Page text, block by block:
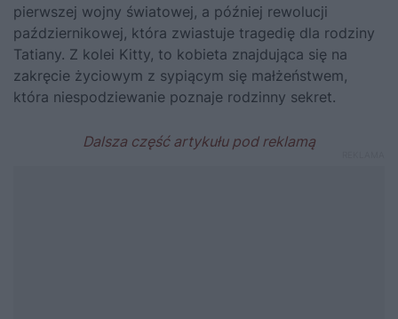
pierwszej wojny światowej, a później rewolucji
październikowej, która zwiastuje tragedię dla rodziny
Tatiany. Z kolei Kitty, to kobieta znajdująca się na
zakręcie życiowym z sypiącym się małżeństwem,
która niespodziewanie poznaje rodzinny sekret.